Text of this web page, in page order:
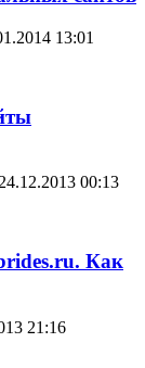
13:01
24.12.2013 00:13
Как
21:16